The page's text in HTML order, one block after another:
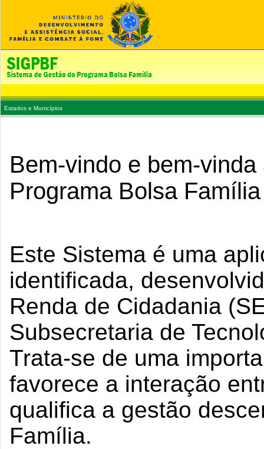
Pular
para
conteúdo.
Ir
para
navegação
Estados e Municípios
Bem-vindo e bem-
Programa Bolsa
Este Sistema é uma
identificada,
Renda de Cidadania
Subsecretaria de
Trata-se de uma
favorece a interação
qualifica a gestão
Família.